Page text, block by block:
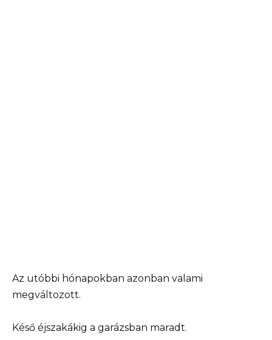
Az utóbbi hónapokban azonban valami
megváltozott.
Késő éjszakákig a garázsban maradt.